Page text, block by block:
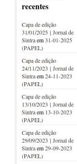
recentes
Capa de edição
31/01/2025 | Jornal de
Sintraem31-01-2025
(PAPEL)
Capa de edição
24/11/2023 | Jornal de
Sintraem24-11-2023
(PAPEL)
Capa de edição
13/10/2023 | Jornal de
Sintraem 13-10-2023
(PAPEL)
Capa de edição
29/09/2023 | Jornal de
Sintraem29-09-2023
(PAPEL)